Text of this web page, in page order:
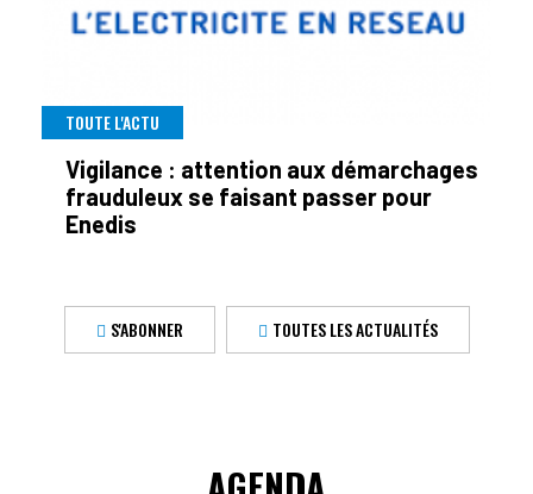
TOUTE L'ACTU
Vigilance : attention aux démarchages
frauduleux se faisant passer pour
Enedis
S'ABONNER TOUTES LES ACTUALITÉS